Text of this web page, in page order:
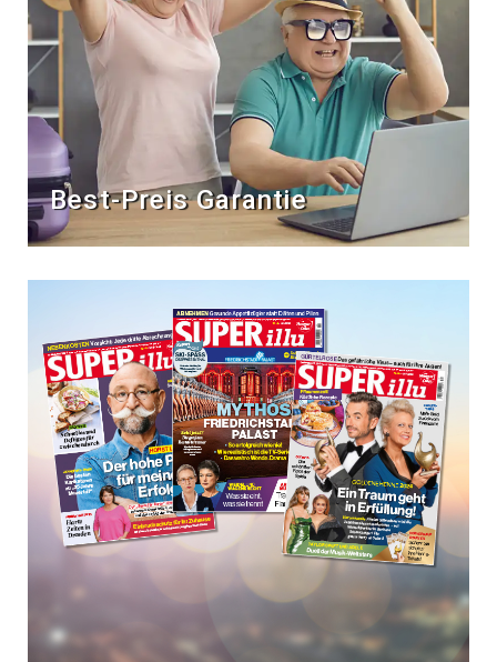
Best-Preis Garantie